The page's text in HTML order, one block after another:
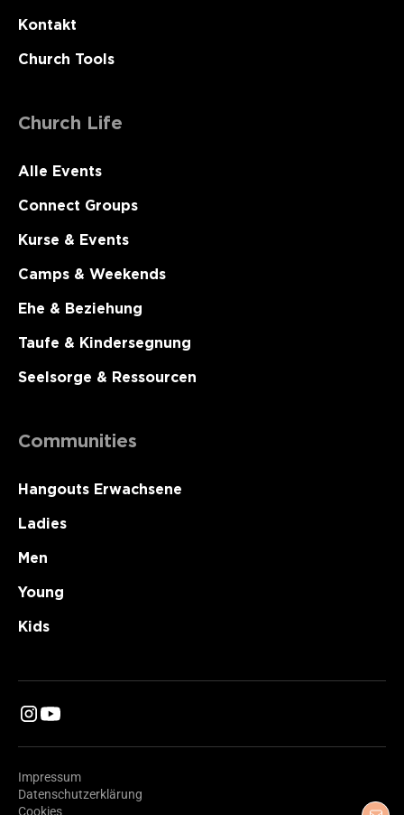
Kontakt
Church Tools
Church Life
Alle Events
Connect Groups
Kurse & Events
Camps & Weekends
Ehe & Beziehung
Taufe & Kindersegnung
Seelsorge & Ressourcen
Communities
Hangouts Erwachsene
Ladies
Men
Young
Kids
Impressum
Datenschutzerklärung
Cookies